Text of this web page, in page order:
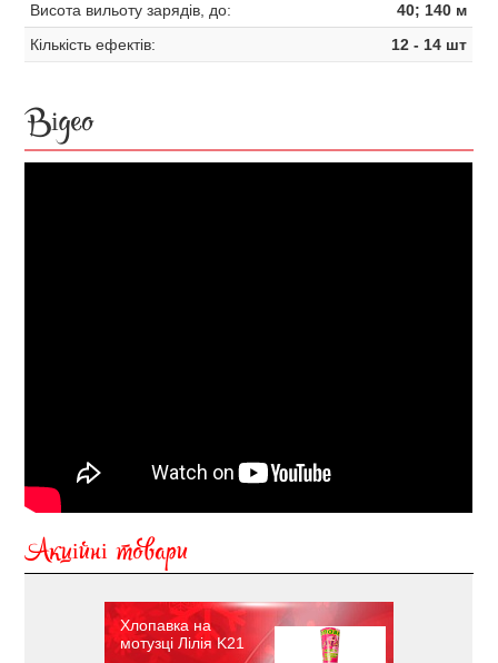
Висота вильоту зарядів, до:
40; 140 м
Кількість ефектів:
12 - 14 шт
Відео
Акційні товари
Хлопавка на
мотузці Лілія K21